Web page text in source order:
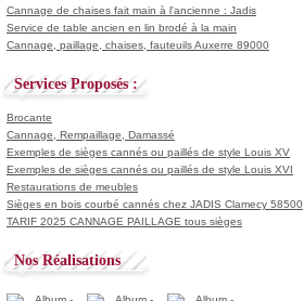
Cannage de chaises fait main à l'ancienne : Jadis
Service de table ancien en lin brodé à la main
Cannage, paillage, chaises, fauteuils Auxerre 89000
Services Proposés :
Brocante
Cannage, Rempaillage, Damassé
Exemples de sièges cannés ou paillés de style Louis XV
Exemples de sièges cannés ou paillés de style Louis XVI
Restaurations de meubles
Sièges en bois courbé cannés chez JADIS Clamecy 58500
TARIF 2025 CANNAGE PAILLAGE tous sièges
Nos Réalisations